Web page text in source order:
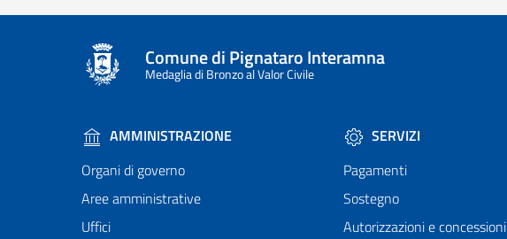
Comune di Pignataro Interamna
Medaglia di Bronzo al Valor Civile
AMMINISTRAZIONE
Organi di governo
Aree amministrative
Uffici
SERVIZI
Pagamenti
Sostegno
Autorizzazioni e concessioni